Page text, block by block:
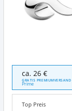
Jensen
JLE
Flaschenöffner
Aluminium
ca. 26 €
GRATIS PREMIUMVERSAND
Prime
Top Preis